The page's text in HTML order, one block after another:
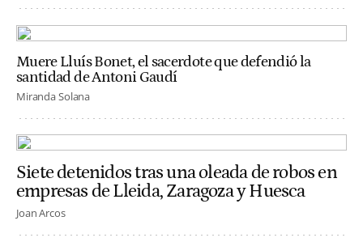
Muere Lluís Bonet, el sacerdote que defendió la
santidad de Antoni Gaudí
Miranda Solana
Siete detenidos tras una oleada de robos en
empresas de Lleida, Zaragoza y Huesca
Joan Arcos